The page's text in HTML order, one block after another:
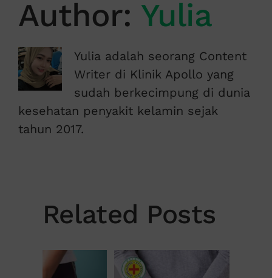
Author: Yulia
Yulia adalah seorang Content
Writer di Klinik Apollo yang
sudah berkecimpung di dunia
kesehatan penyakit kelamin sejak
tahun 2017.
Related Posts